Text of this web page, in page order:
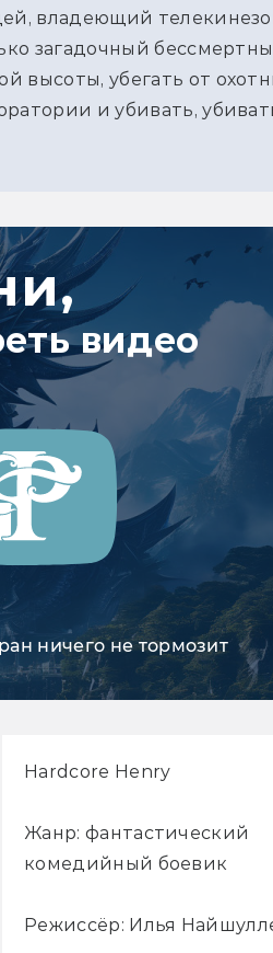
владеющий
загадочный
высоты, убегать от
и убивать,
видео
ничего не тормозит
Hardcore Henry
Жанр: фантастический
комедийный боевик
Режиссёр: Илья